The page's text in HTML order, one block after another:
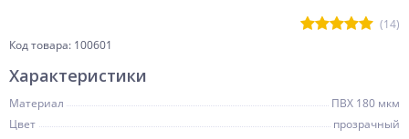
(14)
Код товара: 100601
Характеристики
Материал
ПВХ 180 мкм
Цвет
прозрачный